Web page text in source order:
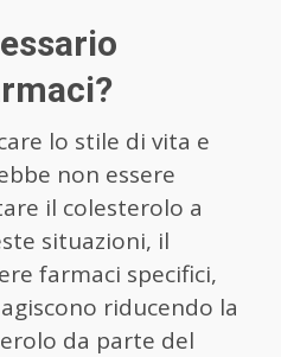
lo stile di vita e
non essere
il colesterolo a
situazioni, il
farmaci specifici,
riducendo la
da parte del